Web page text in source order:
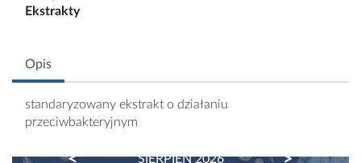
Ekstrakty
Opis
standaryzowany ekstrakt o działaniu
przeciwbakteryjnym
SIERPIEŃ 2026
PREVIOUS NEXT